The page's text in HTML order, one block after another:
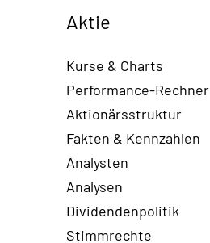
Aktie
Kurse & Charts
Performance-Rechner
Aktionärsstruktur
Fakten & Kennzahlen
Analysten
Analysen
Dividendenpolitik
Stimmrechte